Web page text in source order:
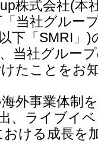
株式会社(本
当社グルー
下「SMRI」
当社グルー
たことをお
外事業体制
、ライブイ
ける成長を